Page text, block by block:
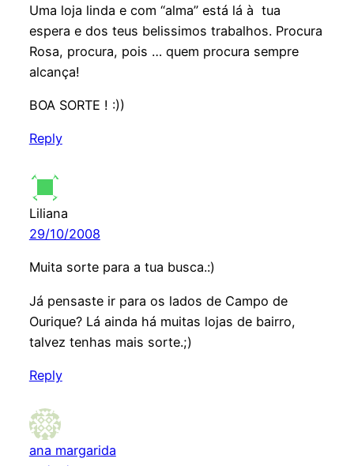
Uma loja linda e com “alma” está lá à tua
espera e dos teus belissimos trabalhos. Procura
Rosa, procura, pois … quem procura sempre
alcança!
BOA SORTE ! :))
Reply
Liliana
29/10/2008
Muita sorte para a tua busca.:)
Já pensaste ir para os lados de Campo de
Ourique? Lá ainda há muitas lojas de bairro,
talvez tenhas mais sorte.;)
Reply
ana margarida